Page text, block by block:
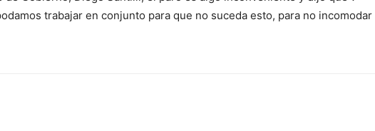
trabajar en conjunto para que no suceda esto, para no incomodar